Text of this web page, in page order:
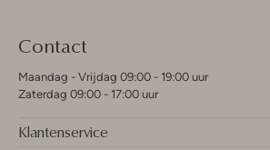
Contact
Maandag - Vrijdag 09:00 - 19:00 uur
Zaterdag 09:00 - 17:00 uur
Klantenservice